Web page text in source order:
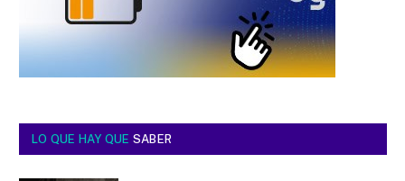
LO QUE HAY QUE SABER